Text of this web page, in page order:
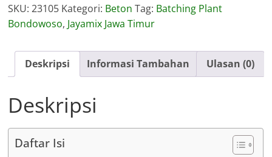
Bondowoso
SKU:23105 Kategori: Beton Tag: Batching Plant
Bondowoso, Jayamix Jawa Timur
Deskripsi Informasi Tambahan Ulasan (0)
Deskripsi
Daftar Isi